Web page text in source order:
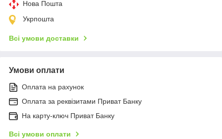
Нова Пошта
Укрпошта
Всі умови доставки
Умови оплати
Оплата на рахунок
Оплата за реквізитами Приват Банку
На карту-ключ Приват Банку
Всі умови оплати